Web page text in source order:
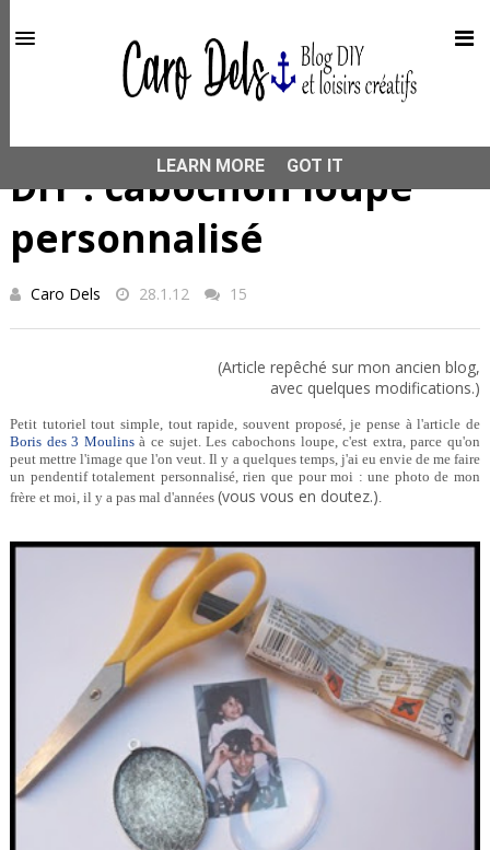
DIY : cabochon loupe
personnalisé
Caro Dels 28.1.12 15
(Article repêché sur mon ancien blog,
avec quelques modifications.)
Petit tutoriel tout simple, tout rapide, souvent proposé, je pense à l'article de
Boris des 3 Moulinsà ce sujet. Les cabochons loupe, c'est extra, parce qu'on
peut mettre l'image que l'on veut. Il y a quelques temps, j'ai eu envie de me faire
un pendentif totalement personnalisé, rien que pour moi : une photo de mon
frère et moi, il y a pas mal d'années (vous vous en doutez.).
This site uses cookies from Google to deliver its services
and to analyze traffic. Your IP address and user-agent are
shared with Google along with performance and security
metrics to ensure quality of service, generate usage
LEARN MORE
GOT IT